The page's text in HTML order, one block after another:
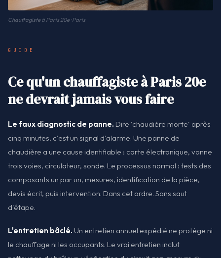
Chauffagiste à Paris 20e · Paris
GUIDE
Ce qu'un chauffagiste à Paris 20e
ne devrait jamais vous faire
Le faux diagnostic de panne. Dire 'chaudière morte' après
cinq minutes, c'est un signal d'alarme. Une panne de
chaudière a une cause identifiable : carte électronique, vanne
trois voies, circulateur, sonde. Le processus normal : tests des
composants un par un, mesures, identification de la pièce,
devis écrit, puis intervention. Dans cet ordre. Sans saut
d'étape.
L'entretien bâclé. Un entretien annuel expédié ne protège ni
le chauffage ni les occupants. Le vrai entretien inclut